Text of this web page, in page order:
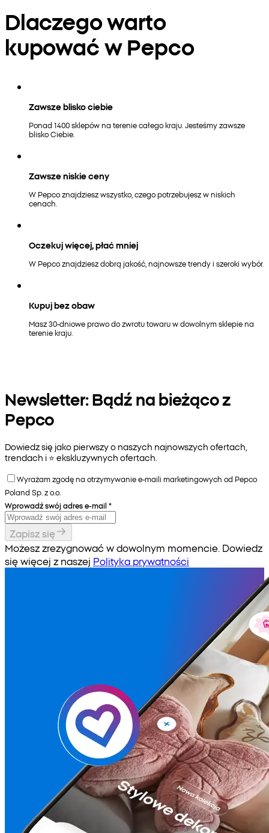
Dlaczego warto
kupować w Pepco
Zawsze blisko ciebie
Ponad 1400 sklepów na terenie całego kraju. Jesteśmy zawsze
blisko Ciebie.
Zawsze niskie ceny
W Pepco znajdziesz wszystko, czego potrzebujesz w niskich
cenach.
Oczekuj więcej, płać mniej
W Pepco znajdziesz dobrą jakość, najnowsze trendy i szeroki wybór.
Kupuj bez obaw
Masz 30-dniowe prawo do zwrotu towaru w dowolnym sklepie na
terenie kraju.
Newsletter: Bądź na bieżąco z
Pepco
Dowiedz się jako pierwszy o naszych najnowszych ofertach,
trendach i ⭐️ ekskluzywnych ofertach.
Wyrażam zgodę na otrzymywanie e-maili marketingowych od Pepco
Poland Sp. z o.o.
Wprowadź swój adres e-mail *
Zapisz się
Możesz zrezygnować w dowolnym momencie. Dowiedz
się więcej z naszej Polityka prywatności